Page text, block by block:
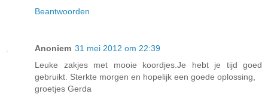
Beantwoorden
Anoniem 31 mei 2012 om 22:39
Leuke zakjes met mooie koordjes.Je hebt je tijd goed
gebruikt. Sterkte morgen en hopelijk een goede oplossing,
groetjes Gerda